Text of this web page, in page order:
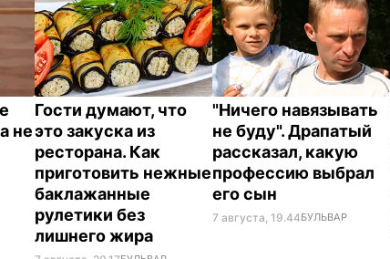
не
Гости думают, что
это закуска из
ресторана. Как
приготовить нежные
баклажанные
рулетики без
лишнего жира
"Ничего навязывать
не буду". Драпатый
рассказал, какую
профессию выбрал
его сын
7 августа, 19.44БУЛЬВАР